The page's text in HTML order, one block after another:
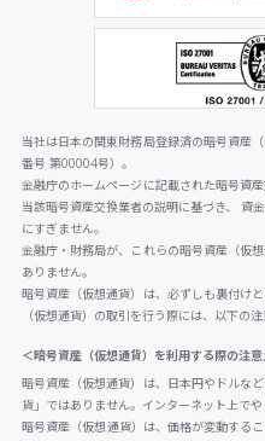
当社は日本の関東財務局登録済の暗号資産
番号 第00004号）。
金融庁のホームページに記載された暗号資
当該暗号資産交換業者の説明に基づき、 資
にすぎません。
金融庁・財務局が、これらの暗号資産（仮
ありません。
暗号資産（仮想通貨）は、必ずしも裏付け
（仮想通貨）の取引を行う際には、以下の
＜暗号資産（仮想通貨）を利用する際の注意
暗号資産（仮想通貨）は、日本円やドルな
貨」ではありません。インターネット上でや
暗号資産（仮想通貨）は、価格が変動する